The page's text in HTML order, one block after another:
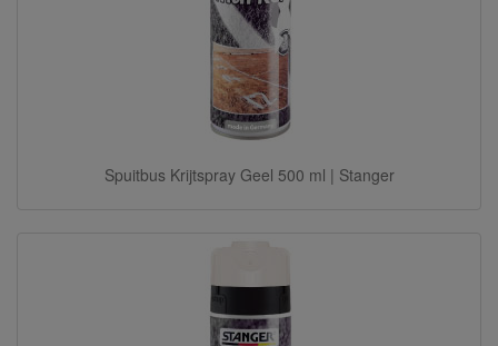
Spuitbus Krijtspray Geel 500 ml | Stanger